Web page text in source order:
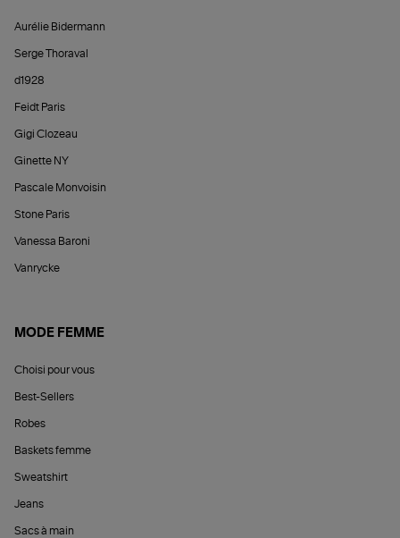
Aurélie Bidermann
Serge Thoraval
d1928
Feidt Paris
Gigi Clozeau
Ginette NY
Pascale Monvoisin
Stone Paris
Vanessa Baroni
Vanrycke
MODE FEMME
Choisi pour vous
Best-Sellers
Robes
Baskets femme
Sweatshirt
Jeans
Sacs à main